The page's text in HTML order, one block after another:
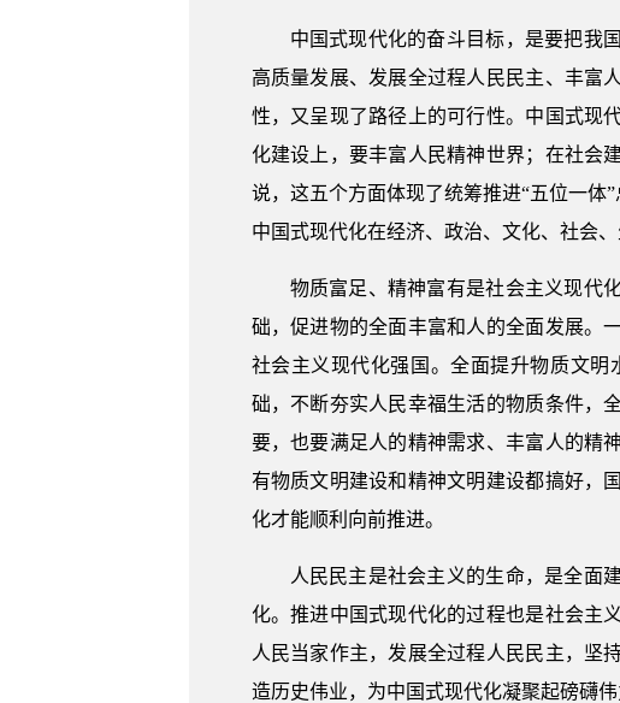
中国式现代化的奋斗目标，是要把我
高质量发展、发展全过程人民民主、丰富
性，又呈现了路径上的可行性。中国式现
化建设上，要丰富人民精神世界；在社会
说，这五个方面体现了统筹推进“五位一体
中国式现代化在经济、政治、文化、社会
物质富足、精神富有是社会主义现代
础，促进物的全面丰富和人的全面发展。
社会主义现代化强国。全面提升物质文
础，不断夯实人民幸福生活的物质条件，
要，也要满足人的精神需求、丰富人的精
有物质文明建设和精神文明建设都搞好，
化才能顺利向前推进。
人民民主是社会主义的生命，是全面
化。推进中国式现代化的过程也是社会主
人民当家作主，发展全过程人民民主，坚
造历史伟业，为中国式现代化凝聚起磅礴伟